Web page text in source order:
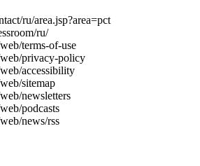
ru/area.jsp?area=pct
ru/
terms-of-use
privacy-policy
accessibility
sitemap
newsletters
podcasts
news/rss